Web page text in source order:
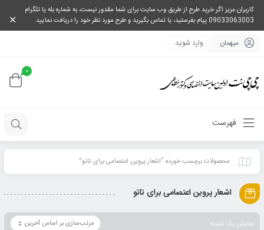
کاربران عزیز اگر خرید طرح از طریق وب سایت برای شما مقدور نیست، به شماره بله یا تلگرام
09033063003 پیام بفرستید، یا تماس بگیرید و طرح مورد نظر خود را دریافت نمایید.
میهمان وارد شوید
0
فهرست
محصولات برچسب خورده “اشعار پروین اعتصامی برای تاتو”
اشعار پروین اعتصامی برای تاتو
نمایش یک نتیجه